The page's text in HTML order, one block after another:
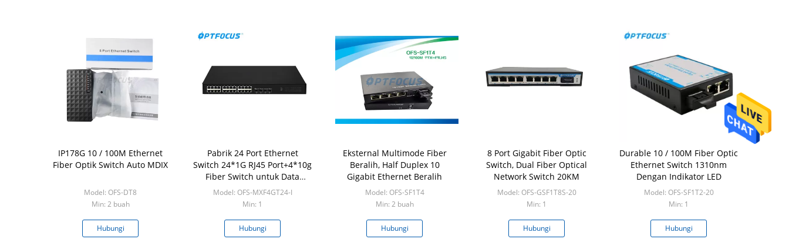
IP178G 10 / 100M Ethernet
Fiber Optik Switch Auto MDIX
Model: OFS-DT8
Min: 2 buah
Hubungi
Pabrik 24 Port Ethernet
Switch 24*1G RJ45 Port+4*10g
Fiber Switch untuk Data
Center ISP
Model: OFS-MXF4GT24-I
Min: 1
Hubungi
Eksternal Multimode Fiber
Beralih, Half Duplex 10
Gigabit Ethernet Beralih
Model: OFS-SF1T4
Min: 2 buah
Hubungi
8 Port Gigabit Fiber Optic
Switch, Dual Fiber Optical
Network Switch 20KM
Model: OFS-GSF1T8S-20
Min: 1
Hubungi
Durable 10 / 100M Fiber Optic
Ethernet Switch 1310nm
Dengan Indikator LED
Model: OFS-SF1T2-20
Min: 1
Hubungi